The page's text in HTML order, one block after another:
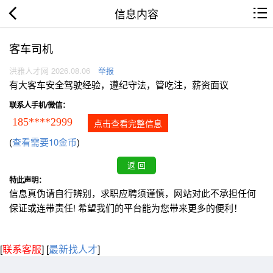
信息内容
客车司机
洪雅人才网 2026.08.06 举报
有大客车安全驾驶经验，遵纪守法，管吃注，薪资面议
联系人手机/微信：
185****2999 点击查看完整信息
(查看需要10金币)
特此声明：
信息真伪请自行辨别，求职应聘须谨慎，网站对此不承担任何
保证或连带责任! 希望我们的平台能为您带来更多的便利！
[联系客服] [最新找人才]